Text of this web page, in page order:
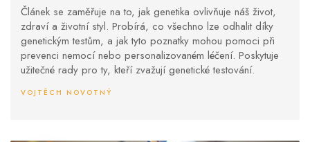
Článek se zaměřuje na to, jak genetika ovlivňuje náš život,
zdraví a životní styl. Probírá, co všechno lze odhalit díky
genetickým testům, a jak tyto poznatky mohou pomoci při
prevenci nemocí nebo personalizovaném léčení. Poskytuje
užitečné rady pro ty, kteří zvažují genetické testování.
VOJTĚCH NOVOTNÝ